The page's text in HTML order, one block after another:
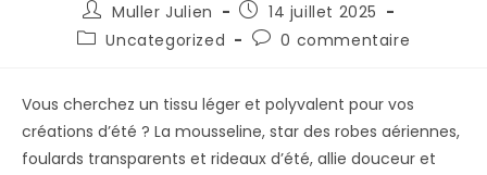
Muller Julien
14 juillet 2025
Uncategorized
0 commentaire
Vous cherchez un tissu léger et polyvalent pour vos
créations d’été ? La mousseline, star des robes aériennes,
foulards transparents et rideaux d’été, allie douceur et